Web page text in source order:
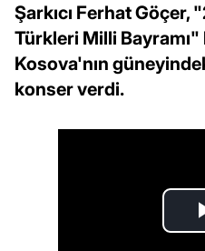
Şarkıcı Ferhat Göçer,
Türkleri Milli Bayramı"
Kosova'nın
konser verdi.